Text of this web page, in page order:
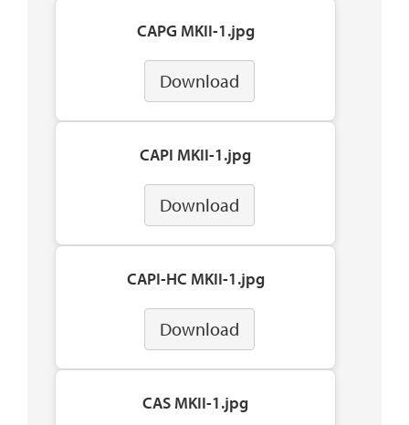
CAPG MKII-1.jpg
Download
CAPI MKII-1.jpg
Download
CAPI-HC MKII-1.jpg
Download
CAS MKII-1.jpg